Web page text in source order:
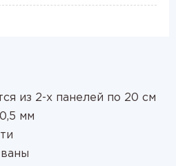
из 2-х панелей по 20 см
мм